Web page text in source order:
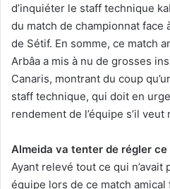
d’inquiéter le staff technique
du match de championnat face
de Sétif. En somme, ce match
Arbâa a mis à nu de grosses
Canaris, montrant du coup
staff technique, qui doit en
rendement de l’équipe s’il
Almeida va tenter de régler
Ayant relevé tout ce qui n’avait
équipe lors de ce match amical